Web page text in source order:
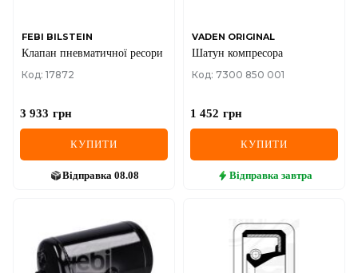
FEBI BILSTEIN
Клапан пневматичної ресори
Код: 17872
3 933 грн
КУПИТИ
Відправка 08.08
VADEN ORIGINAL
Шатун компресора
Код: 7300 850 001
1 452 грн
КУПИТИ
Відправка завтра